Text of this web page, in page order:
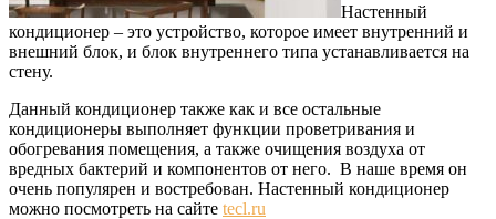
Настенный
кондиционер – это устройство, которое имеет внутренний и
внешний блок, и блок внутреннего типа устанавливается на
стену.
Данный кондиционер также как и все остальные
кондиционеры выполняет функции проветривания и
обогревания помещения, а также очищения воздуха от
вредных бактерий и компонентов от него. В наше время он
очень популярен и востребован. Настенный кондиционер
можно посмотреть на сайте tecl.ru